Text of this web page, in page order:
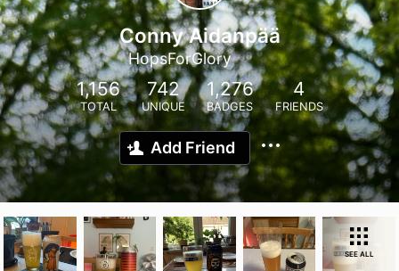
Conny Aidanpää
HopsForGlory
1,156
TOTAL
742
UNIQUE
1,276
BADGES
4
FRIENDS
Add Friend
SEE ALL